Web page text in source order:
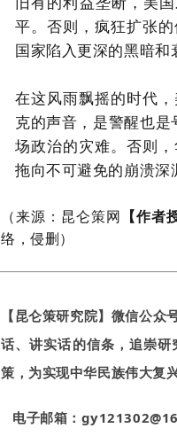
平。否则，疯狂扩张
国家陷入更深的黑暗和
在这风雨飘摇的时代
克的声音，是警醒也是
场政治的灾难。否则
拖向不可避免的崩溃深
（来源：昆仑策网 【作者
络，侵删）
【昆仑策研究院】微信公
话、讲实话的信条，追崇
策，为实现中华民族伟大复
电子邮箱：